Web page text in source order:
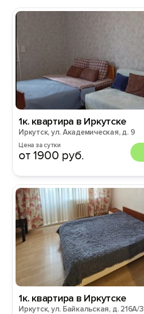
1к. квартира в Иркутске
Иркутск, ул. Академическая, д. 9
Цена за сутки
от 1900 руб.
1к. квартира в Иркутске
Иркутск, ул. Байкальская, д. 216А/3